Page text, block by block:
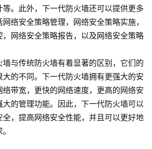
等。此外，下一代防火墙还可以提供更多
络安全策略管理，网络安全策略实施，
，网络安全策略报告，以及网络安全策略
墙与传统防火墙有着显著的区别，它们的
的不同。下一代防火墙拥有更强大的安
带宽，更快的网络速度，更高的网络安
的管理功能。因此，下一代防火墙可以
全，提高网络安全性能，并且可以更好地